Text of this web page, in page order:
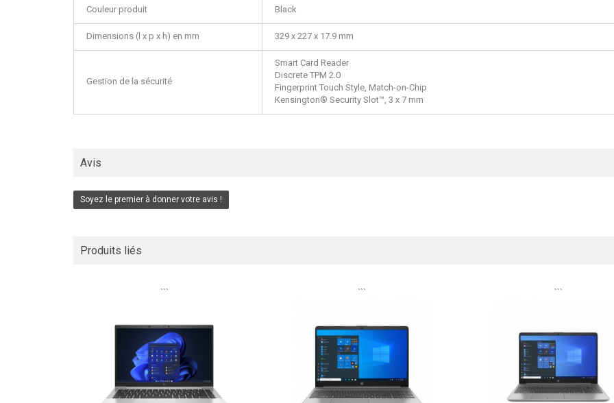
Couleur produit Black
Dimensions (l x p x h) en mm 329 x 227 x 17.9 mm
Gestion de la sécurité
Smart Card Reader
Discrete TPM 2.0
Fingerprint Touch Style, Match-on-Chip
Kensington® Security Slot™, 3 x 7 mm
Avis
Soyez le premier à donner votre avis !
Produits liés
``` ``` ```